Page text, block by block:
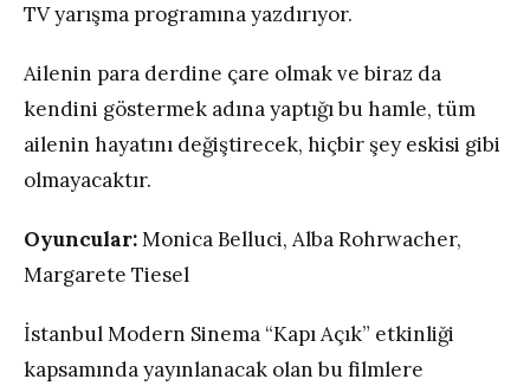
TV yarışma programına yazdırıyor.
Ailenin para derdine çare olmak ve biraz da
kendini göstermek adına yaptığı bu hamle, tüm
ailenin hayatını değiştirecek, hiçbir şey eskisi gibi
olmayacaktır.
Oyuncular:Monica Belluci, Alba Rohrwacher,
Margarete Tiesel
İstanbul Modern Sinema “Kapı Açık” etkinliği
kapsamında yayınlanacak olan bu filmlere